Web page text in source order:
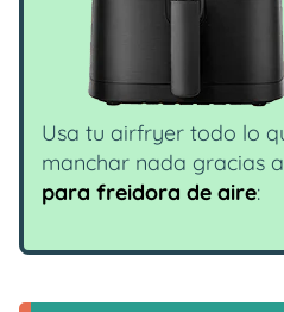
Usa tu airfryer todo lo
manchar nada gracias
para freidora de aire: